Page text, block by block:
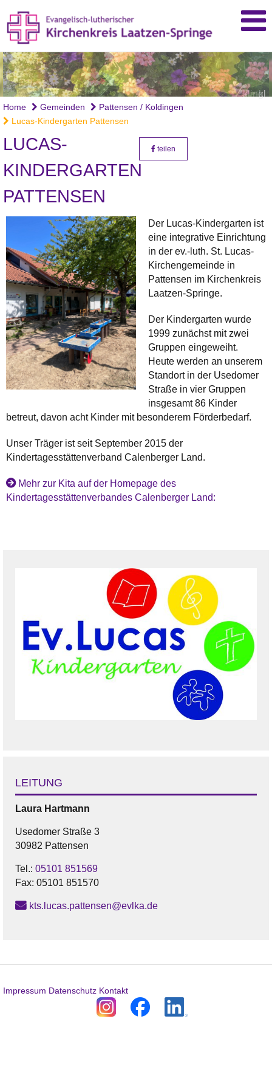
kl
klingl
Home Gemeinden
Pattensen / Koldingen
Lucas-Kindergarten Pattensen
LUCAS-
KINDERGARTEN
PATTENSEN
teilen
Der Lucas-Kindergarten ist
eine integrative Einrichtung
in der ev.-luth. St. Lucas-
Kirchengemeinde in
Pattensen im Kirchenkreis
Laatzen-Springe.
Der Kindergarten wurde
1999 zunächst mit zwei
Gruppen eingeweiht.
Heute werden an unserem
Standort in der Usedomer
Straße in vier Gruppen
insgesamt 86 Kinder
betreut, davon acht Kinder mit besonderem Förderbedarf.
Unser Träger ist seit September 2015 der
Kindertagesstättenverband Calenberger Land.
Mehr zur Kita auf der Homepage des
Kindertagesstättenverbandes Calenberger Land:
LEITUNG
Laura Hartmann
Usedomer Straße 3
30982 Pattensen
Tel.: 05101 851569
Fax: 05101 851570
kts.lucas.pattensen@evlka.de
Impressum Datenschutz Kontakt